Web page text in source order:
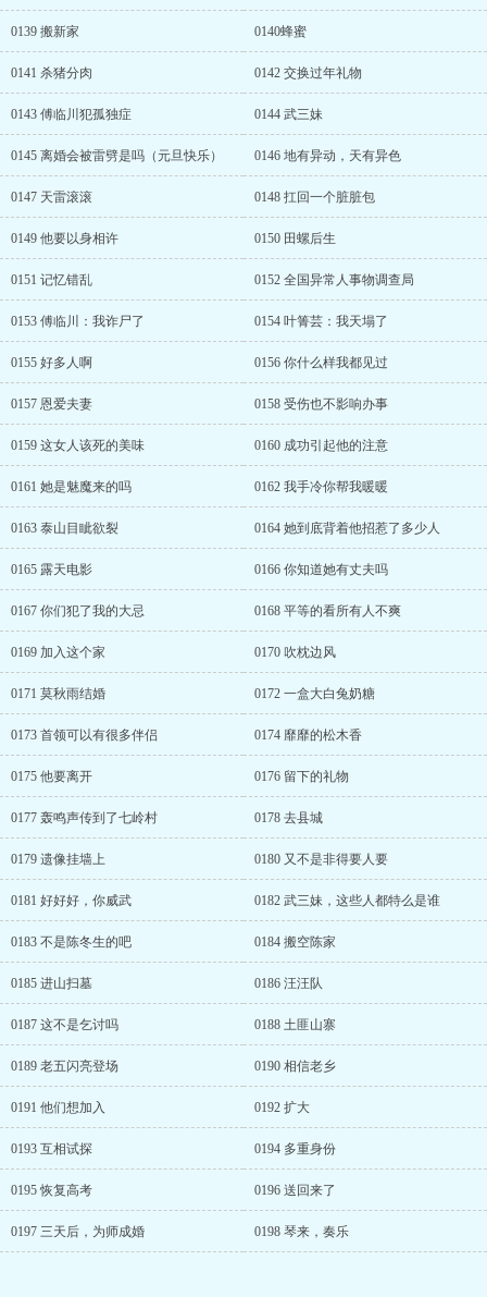
0139 搬新家 0140蜂蜜
0141 杀猪分肉 0142 交换过年礼物
0143 傅临川犯孤独症 0144 武三妹
0145 离婚会被雷劈是吗（元旦快乐） 0146 地有异动，天有异色
0147 天雷滚滚 0148 扛回一个脏脏包
0149 他要以身相许 0150 田螺后生
0151 记忆错乱 0152 全国异常人事物调查局
0153 傅临川：我诈尸了 0154 叶箐芸：我天塌了
0155 好多人啊 0156 你什么样我都见过
0157 恩爱夫妻 0158 受伤也不影响办事
0159 这女人该死的美味 0160 成功引起他的注意
0161 她是魅魔来的吗 0162 我手冷你帮我暖暖
0163 泰山目眦欲裂 0164 她到底背着他招惹了多少人
0165 露天电影 0166 你知道她有丈夫吗
0167 你们犯了我的大忌 0168 平等的看所有人不爽
0169 加入这个家 0170 吹枕边风
0171 莫秋雨结婚 0172 一盒大白兔奶糖
0173 首领可以有很多伴侣 0174 靡靡的松木香
0175 他要离开 0176 留下的礼物
0177 轰鸣声传到了七岭村 0178 去县城
0179 遗像挂墙上 0180 又不是非得要人要
0181 好好好，你威武 0182 武三妹，这些人都特么是谁
0183 不是陈冬生的吧 0184 搬空陈家
0185 进山扫墓 0186 汪汪队
0187 这不是乞讨吗 0188 土匪山寨
0189 老五闪亮登场 0190 相信老乡
0191 他们想加入 0192 扩大
0193 互相试探 0194 多重身份
0195 恢复高考 0196 送回来了
0197 三天后，为师成婚 0198 琴来，奏乐